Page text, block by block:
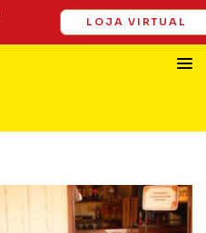
LOJA VIRTUAL